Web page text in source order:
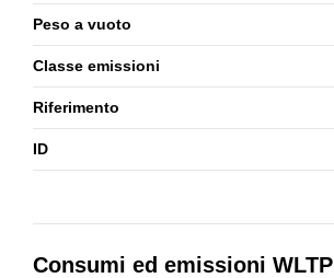
Peso a vuoto
Classe emissioni
Riferimento
ID
Consumi ed emissioni WLTP